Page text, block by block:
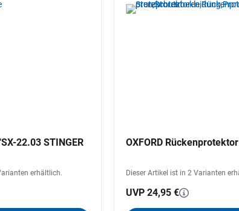
22.03 STINGER
erhältlich.
OXFORD Rückenprotektor
Dieser Artikel ist in 2 Varianten
UVP 24,95 €